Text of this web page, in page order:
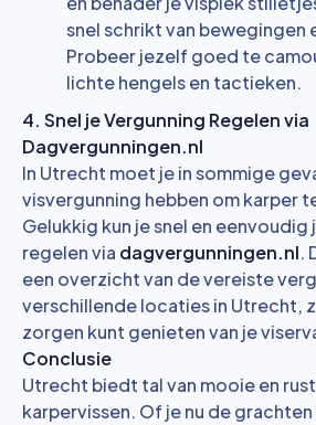
snel schrikt van bewegingen
Probeer jezelf goed te
lichte hengels en tactieken.
4. Snel je Vergunning Regelen via
Dagvergunningen.nl
In Utrecht moet je in sommige
visvergunning hebben om karper
Gelukkig kun je snel en eenvoudig
regelen via dagvergunningen.nl.
een overzicht van de vereiste
verschillende locaties in Utrecht,
zorgen kunt genieten van je
Conclusie
Utrecht biedt tal van mooie en
karpervissen. Of je nu de